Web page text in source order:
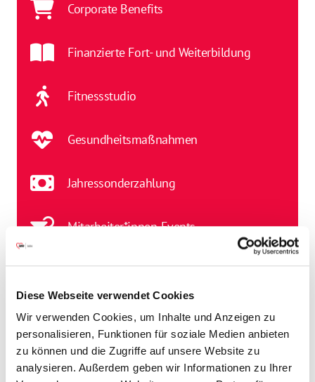
Diese Webseite verwendet Cookies
Wir verwenden Cookies, um Inhalte und Anzeigen zu
personalisieren, Funktionen für soziale Medien anbieten
zu können und die Zugriffe auf unsere Website zu
analysieren. Außerdem geben wir Informationen zu Ihrer
Corporate Benefits
Finanzierte Fort- und Weiterbildung
Fitnessstudio
Gesundheitsmaßnahmen
Jahressonderzahlung
Mitarbeiter*innen-Events
Mitarbeiter*innen-Rabatte
Regenerationstage
Stelleninfos Einsatzort